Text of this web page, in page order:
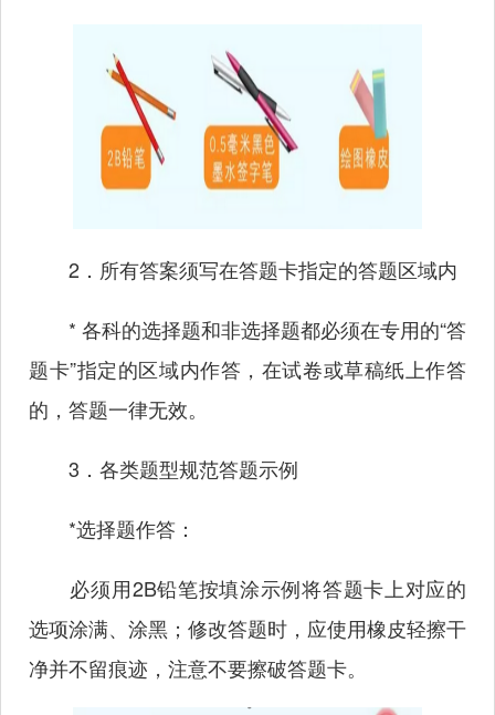
2．所有答案须写在答题卡指定的答题区域内
* 各科的选择题和非选择题都必须在专用的“答
题卡”指定的区域内作答，在试卷或草稿纸上作答
的，答题一律无效。
3．各类题型规范答题示例
*选择题作答：
必须用2B铅笔按填涂示例将答题卡上对应的
选项涂满、涂黑；修改答题时，应使用橡皮轻擦干
净并不留痕迹，注意不要擦破答题卡。